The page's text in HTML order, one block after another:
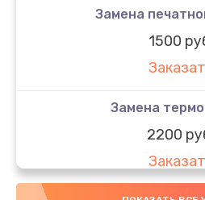
Замена
1500
Замена
2200